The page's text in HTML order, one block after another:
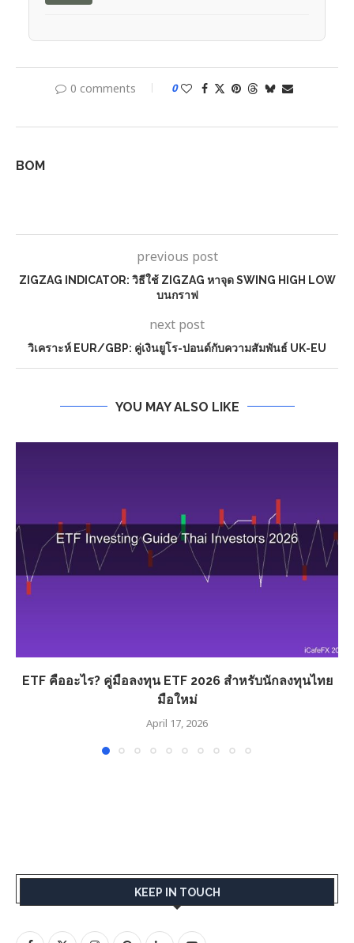
0 comments 0
BOM
previous post
ZIGZAG INDICATOR: วิธีใช้ ZIGZAG หาจุด SWING HIGH LOW
บนกราฟ
next post
วิเคราะห์ EUR/GBP: คู่เงินยูโร-ปอนด์กับความสัมพันธ์ UK-EU
YOU MAY ALSO LIKE
ETF คืออะไร? คู่มือลงทุน ETF 2026 สำหรับนักลงทุนไทย
มือใหม่
April 17, 2026
KEEP IN TOUCH